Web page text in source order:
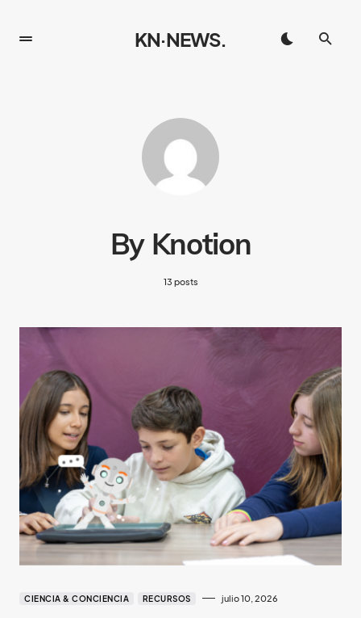
KN·NEWS.
By Knotion
13 posts
CIENCIA & CONCIENCIA RECURSOS julio 10, 2026